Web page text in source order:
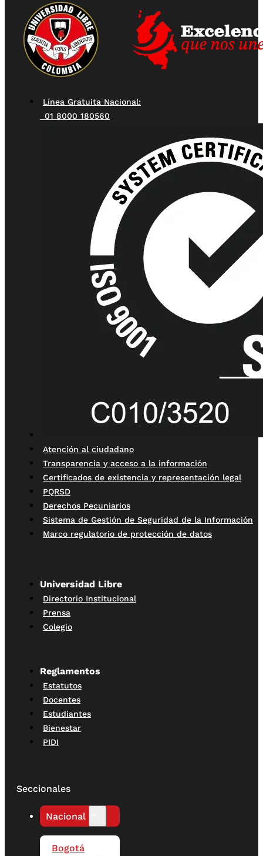
Línea Gratuita Nacional:
01 8000 180560
Atención al ciudadano
Transparencia y acceso a la información
Certificados de existencia y representación legal
PQRSD
Derechos Pecuniarios
Sistema de Gestión de Seguridad de la Información
Marco regulatorio de protección de datos
Universidad Libre
Directorio Institucional
Prensa
Colegio
Reglamentos
Estatutos
Docentes
Estudiantes
Bienestar
PIDI
Seccionales
Nacional
Bogotá